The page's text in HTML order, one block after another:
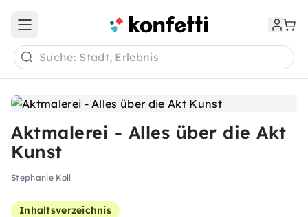
Aktmalerei - Alles über die Akt
Kunst
Stephanie Koll
Inhaltsverzeichnis
Open main menu
Suche: Stadt, Erlebnis